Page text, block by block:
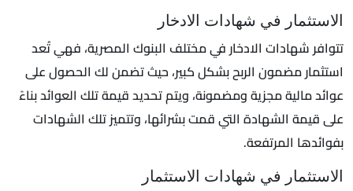
الاستثمار في شهادات الادخار
تتوافر شهادات الادخار في مختلف البنوك المصرية، فهي تُعد
استثمار مضمون الربح بشكل كبير، حيث تضمن لك الحصول على
عوائد مالية مجزية ومضمونة، ويتم تحديد قيمة تلك العوائد بناءً
على قيمة الشهادة التي قمت بشرائها، وتتميز تلك الشهادات
بفوائدها المرتفعة.
الاستثمار في شهادات الاستثمار